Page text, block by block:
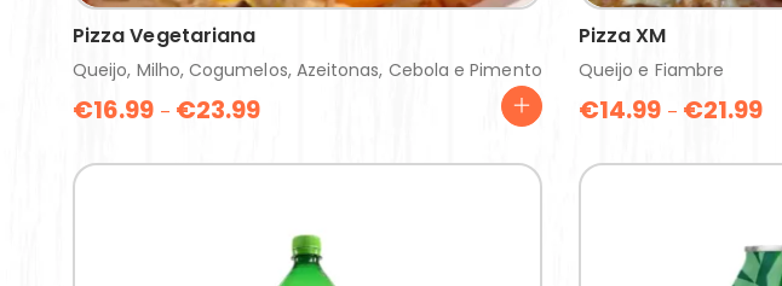
Pizza Vegetariana
Queijo, Milho, Cogumelos, Azeitonas, Cebola e Pimento
€16.99 – €23.99
Pizza XM
Queijo e Fiambre
€14.99 – €21.99